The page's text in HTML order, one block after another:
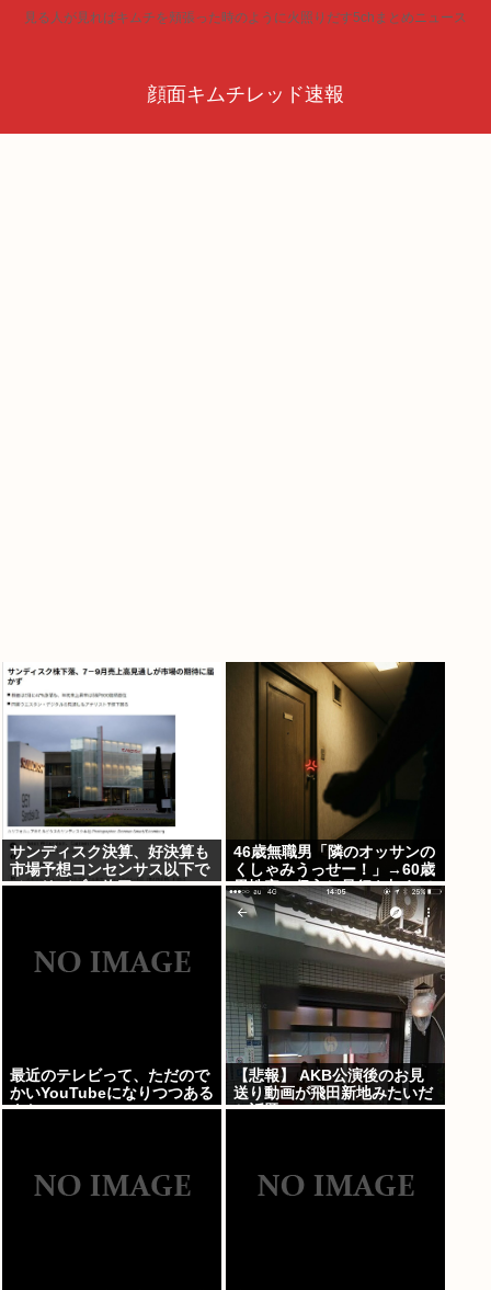
見る人が見ればキムチを頬張った時のように火照りだす5chまとめニュース
顔面キムチレッド速報
サンディスク決算、好決算も
市場予想コンセンサス以下で
メモリバブル終了へ
46歳無職男「隣のオッサンの
くしゃみうっせー！」→60歳
男性宅に侵入し暴行を加えて
逮捕
最近のテレビって、ただので
かいYouTubeになりつつある
よな
【悲報】 AKB公演後のお見
送り動画が飛田新地みたいだ
と話題に・・・